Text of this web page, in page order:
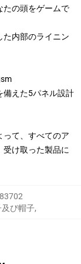
たの頭をゲームで
た内部のライニン
備えた5パネル設計
って、すべてのア
け取った製品に
及び帽子,